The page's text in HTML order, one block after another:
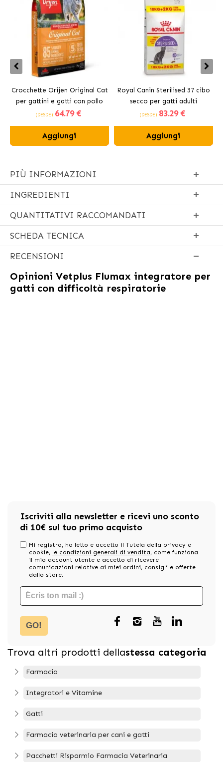
Crocchette Orijen Original Cat
per gattini e gatti con pollo
(DESDE) 64.79 €
Aggiungi
Royal Canin Sterilised 37 cibo
secco per gatti adulti
sterilizzati
(DESDE) 83.29 €
Aggiungi
PIÙ INFORMAZIONI
INGREDIENTI
QUANTITATIVI RACCOMANDATI
SCHEDA TECNICA
RECENSIONI
Opinioni Vetplus Flumax integratore per
gatti con difficoltà respiratorie
Iscriviti alla newsletter e ricevi uno sconto
di 10€ sul tuo primo acquisto
Mi registro, ho letto e accetto il Tutela della privacy e
cookie, le condizioni generali di vendita, come funziona
il mio account utente e accetto di ricevere
comunicazioni relative ai miei ordini, consigli e offerte
dallo store.
GO!
Trova altri prodotti dellastessa categoria
Farmacia
Integratori e Vitamine
Gatti
Farmacia veterinaria per cani e gatti
Pacchetti Risparmio Farmacia Veterinaria